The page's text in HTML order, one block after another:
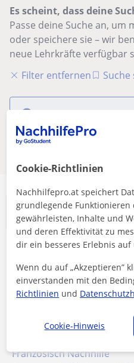
Es scheint, dass deine
Passe deine Suche an, um
oder speichere sie – wir
neue Lehrkräfte verfügbar
Filter entfernen
programmierung
interessant sein
Beliebteste
Englisch Nachhilfe
Mathe Nachhilfe
Spanisch Nachhilfe
Deutsch als
Französisch Nachhilfe
Cookie-Richtlinien
Nachhilfepro.at speichert
grundlegende Funktionieren
gewährleisten, Inhalte und
und deren Effektivität zu
dir ein besseres Erlebnis
Wenn du auf „Akzeptieren”
einverstanden mit den
Richtlinien und
Cookie-Hinweis